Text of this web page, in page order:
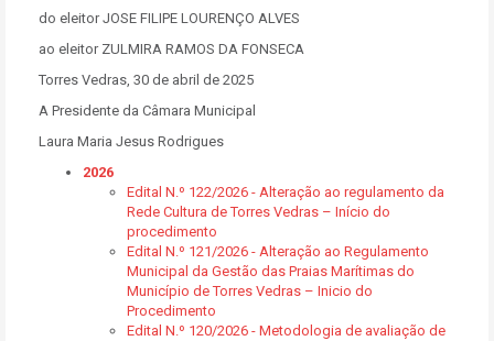
do eleitor JOSE FILIPE LOURENÇO ALVES
ao eleitor ZULMIRA RAMOS DA FONSECA
Torres Vedras, 30 de abril de 2025
A Presidente da Câmara Municipal
Laura Maria Jesus Rodrigues
2026
Edital N.º 122/2026 - Alteração ao regulamento da
Rede Cultura de Torres Vedras – Início do
procedimento
Edital N.º 121/2026 - Alteração ao Regulamento
Municipal da Gestão das Praias Marítimas do
Município de Torres Vedras – Inicio do
Procedimento
Edital N.º 120/2026 - Metodologia de avaliação de